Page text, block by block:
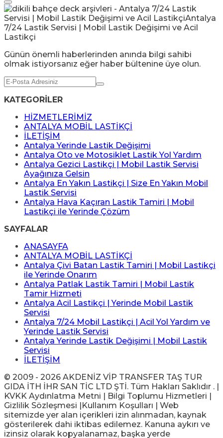
Günün önemli haberlerinden anında bilgi sahibi
olmak istiyorsanız eğer haber bültenine üye olun.
KATEGORİLER
HİZMETLERİMİZ
ANTALYA MOBİL LASTİKÇİ
İLETİŞİM
Antalya Yerinde Lastik Değişimi
Antalya Oto ve Motosiklet Lastik Yol Yardım
Antalya Gezici Lastikçi | Mobil Lastik Servisi
Ayağınıza Gelsin
Antalya En Yakın Lastikçi | Size En Yakın Mobil
Lastik Servisi
Antalya Hava Kaçıran Lastik Tamiri | Mobil
Lastikçi ile Yerinde Çözüm
SAYFALAR
ANASAYFA
ANTALYA MOBİL LASTİKÇİ
Antalya Çivi Batan Lastik Tamiri | Mobil Lastikçi
ile Yerinde Onarım
Antalya Patlak Lastik Tamiri | Mobil Lastik
Tamir Hizmeti
Antalya Acil Lastikçi | Yerinde Mobil Lastik
Servisi
Antalya 7/24 Mobil Lastikçi | Acil Yol Yardım ve
Yerinde Lastik Servisi
Antalya Yerinde Lastik Değişimi | Mobil Lastik
Servisi
İLETİŞİM
© 2009 - 2026 AKDENİZ VİP TRANSFER TAŞ TUR
GIDA İTH İHR SAN TİC LTD ŞTİ. Tüm Hakları Saklıdır . |
KVKK Aydınlatma Metni | Bilgi Toplumu Hizmetleri |
Gizlilik Sözleşmesi |Kullanım Koşulları | Web
sitemizde yer alan içerikleri izin alınmadan, kaynak
gösterilerek dahi iktibas edilemez. Kanuna aykırı ve
izinsiz olarak kopyalanamaz, başka yerde